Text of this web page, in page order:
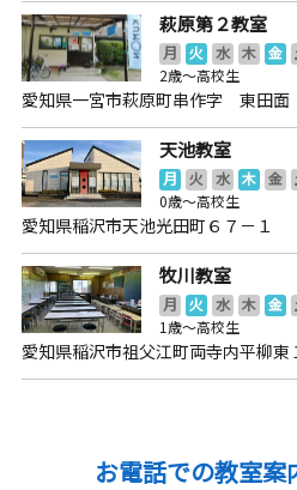
萩原第２教室
月 火 水 木 金
2歳～高校生
愛知県一宮市萩原町串作字 東田面
天池教室
月 火 水 木 金
0歳～高校生
愛知県稲沢市天池光田町６７－１
牧川教室
月 火 水 木 金
1歳～高校生
愛知県稲沢市祖父江町両寺内平柳東
お電話での教室案